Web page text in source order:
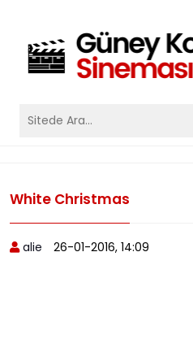
White Christmas
alie 26-01-2016, 14:09